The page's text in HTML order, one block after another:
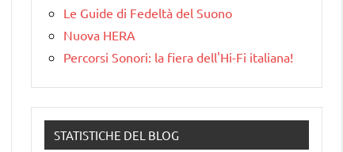
Le Guide di Fedeltà del Suono
Nuova HERA
Percorsi Sonori: la fiera dell'Hi-Fi italiana!
STATISTICHE DEL BLOG